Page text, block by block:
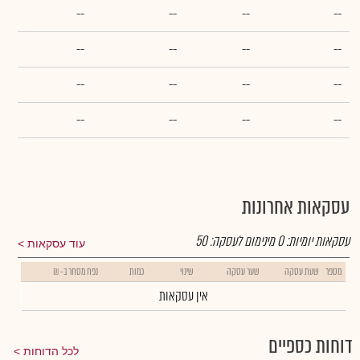
--
--
--
--
--
--
--
--
--
--
--
--
--
--
--
--
עסקאות אחרונות
עוד עסקאות עסקאות יומיות:0מינימום לעסקה:50
מספר שעת עסקה שער עסקה שינוי כמות נפח מסחר ב- ₪
אין עסקאות
דוחות כספיים לכל הדוחות